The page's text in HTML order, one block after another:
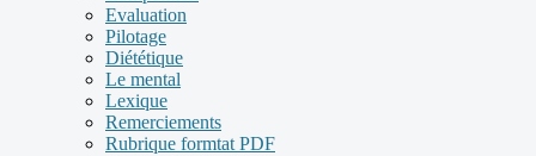
Evaluation
Pilotage
Diététique
Le mental
Lexique
Remerciements
Rubrique formtat PDF